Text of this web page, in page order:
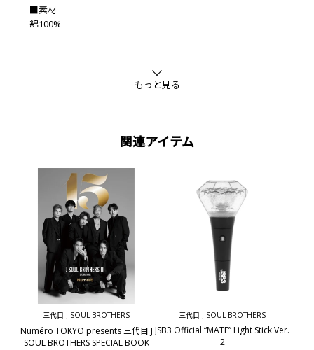
■素材
綿100%
もっと見る
関連アイテム
三代目 J SOUL BROTHERS
Numéro TOKYO presents 三代目 J
SOUL BROTHERS SPECIAL BOOK
三代目 J SOUL BROTHERS
JSB3 Official “MATE” Light Stick Ver.
2